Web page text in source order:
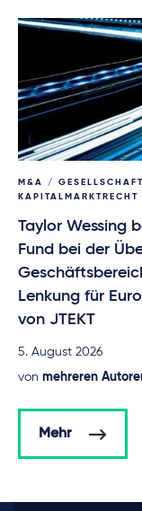
M&A /
KAPITALMARKTRECHT
Taylor Wessing
Fund bei der
Lenkung für
von JTEKT
5. August 2026
von mehreren
Mehr